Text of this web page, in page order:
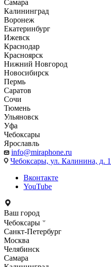
Самара
Калининград
Воронеж
Екатеринбург
Ижевск
Краснодар
Красноярск
Нижний Новгород
Новосибирск
Пермь
Саратов
Сочи
Тюмень
Ульяновск
Уфа
Чебоксары
Ярославль
info@miraphone.ru
Чебоксары, ул. Калинина,
Вконтакте
YouTube
Ваш город
Чебоксары
Санкт-Петербург
Москва
Челябинск
Самара